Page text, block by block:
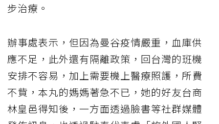
步治療。
辦事處表示，但因為曼谷疫情嚴重，血庫供
應不足，此外還有隔離政策，回台灣的班機
安排不容易，加上需要機上醫療照護，所費
不貲，本丸的媽媽著急不已，她的好友台商
林皇邑得知後，一方面透過臉書等社群媒體